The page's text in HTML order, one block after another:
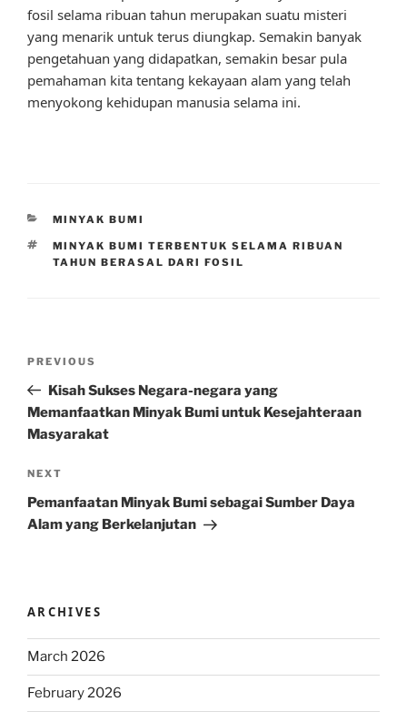
fosil selama ribuan tahun merupakan suatu misteri
yang menarik untuk terus diungkap. Semakin banyak
pengetahuan yang didapatkan, semakin besar pula
pemahaman kita tentang kekayaan alam yang telah
menyokong kehidupan manusia selama ini.
CATEGORIES
MINYAK BUMI
TAGS
MINYAK BUMI TERBENTUK SELAMA RIBUAN
TAHUN BERASAL DARI FOSIL
Previous
Post
PREVIOUS
Kisah Sukses Negara-negara yang
Memanfaatkan Minyak Bumi untuk Kesejahteraan
Masyarakat
Next
Post
NEXT
Pemanfaatan Minyak Bumi sebagai Sumber Daya
Alam yang Berkelanjutan
ARCHIVES
March 2026
February 2026